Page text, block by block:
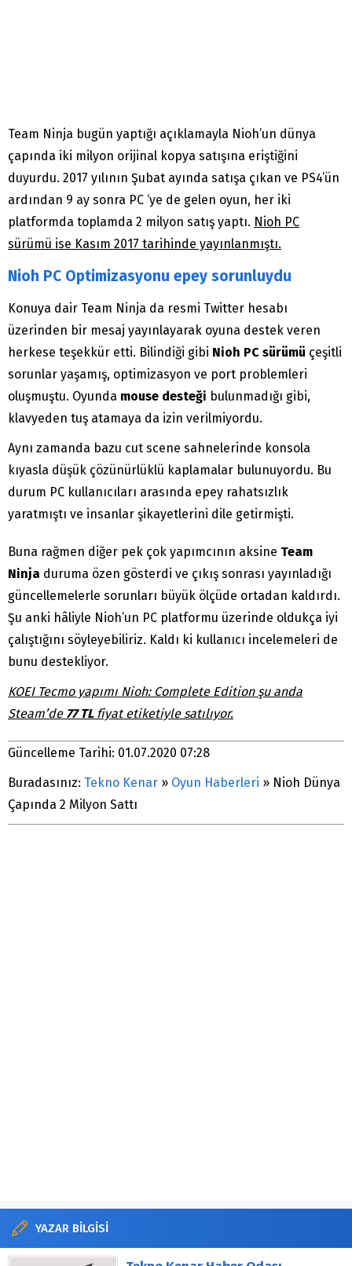
Team Ninja bugün yaptığı açıklamayla Nioh’un dünya
çapında iki milyon orijinal kopya satışına eriştiğini
duyurdu. 2017 yılının Şubat ayında satışa çıkan ve PS4’ün
ardından 9 ay sonra PC ‘ye de gelen oyun, her iki
platformda toplamda 2 milyon satış yaptı. Nioh PC
sürümü ise Kasım 2017 tarihinde yayınlanmıştı.
Nioh PC Optimizasyonu epey sorunluydu
Konuya dair Team Ninja da resmi Twitter hesabı
üzerinden bir mesaj yayınlayarak oyuna destek veren
herkese teşekkür etti. Bilindiği gibi Nioh PC sürümü çeşitli
sorunlar yaşamış, optimizasyon ve port problemleri
oluşmuştu. Oyunda mouse desteği bulunmadığı gibi,
klavyeden tuş atamaya da izin verilmiyordu.
Aynı zamanda bazu cut scene sahnelerinde konsola
kıyasla düşük çözünürlüklü kaplamalar bulunuyordu. Bu
durum PC kullanıcıları arasında epey rahatsızlık
yaratmıştı ve insanlar şikayetlerini dile getirmişti.
Buna rağmen diğer pek çok yapımcının aksine Team
Ninja duruma özen gösterdi ve çıkış sonrası yayınladığı
güncellemelerle sorunları büyük ölçüde ortadan kaldırdı.
Şu anki hâliyle Nioh’un PC platformu üzerinde oldukça iyi
çalıştığını söyleyebiliriz. Kaldı ki kullanıcı incelemeleri de
bunu destekliyor.
KOEI Tecmo yapımı Nioh: Complete Edition şu anda
Steam’de 77 TLfiyat etiketiyle satılıyor.
Güncelleme Tarihi: 01.07.2020 07:28
Buradasınız: Tekno Kenar » Oyun Haberleri » Nioh Dünya
Çapında 2 Milyon Sattı
YAZAR BİLGİSİ